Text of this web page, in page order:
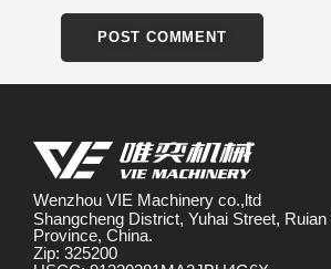
Wenzhou VIE Machinery co.,ltd
Shangcheng District, Yuhai Street,
Province, China.
Zip: 325200